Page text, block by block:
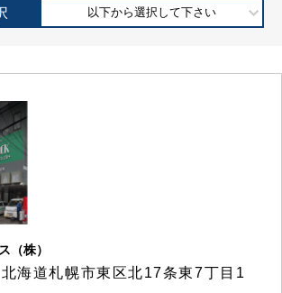
以下から選択して下さい
（株）
海道札幌市東区北17条東7丁目1